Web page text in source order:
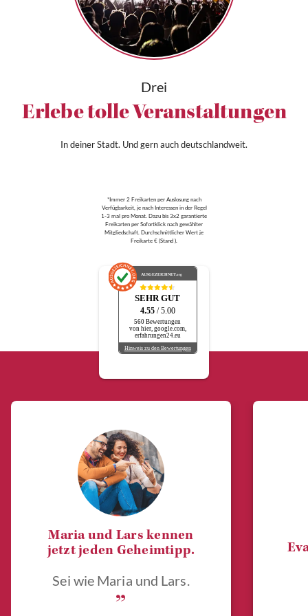
Drei
Erlebe tolle Veranstaltungen
In deiner Stadt. Und gern auch deutschlandweit.
*Immer 2 Freikarten per Auslosung nach
Verfügbarkeit, je nach Interessen in der Regel
1-3 mal pro Monat. Dazu bis 3x2 garantierte
Freikarten per Sofortklick nach gewählter
Mitgliedschaft. Durchschnittlicher Wert je
Freikarte € (Stand ).
AUSGEZEICHNET.org
SEHR GUT
4.55 / 5.00
560 Bewertungen
von hier, google.com,
erfahrungen24.eu
Hinweis zu den Bewertungen
Maria und Lars kennen
jetzt jeden Geheimtipp.
Sei wie Maria und Lars.
„